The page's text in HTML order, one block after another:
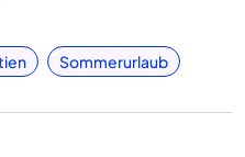
Sommerurlaub